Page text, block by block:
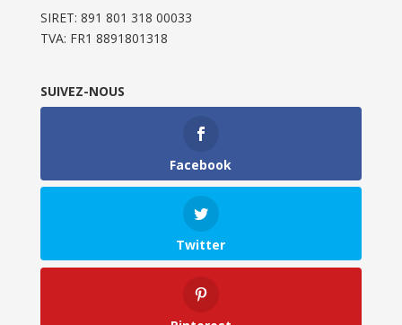
SIRET: 891 801 318 00033
TVA: FR1 8891801318
SUIVEZ-NOUS
Facebook
Twitter